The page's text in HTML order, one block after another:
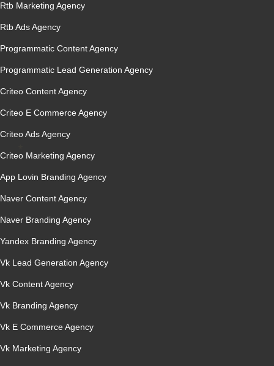
Rtb Marketing Agency
Rtb Ads Agency
Programmatic Content Agency
Programmatic Lead Generation Agency
Criteo Content Agency
Criteo E Commerce Agency
Criteo Ads Agency
Criteo Marketing Agency
App Lovin Branding Agency
Naver Content Agency
Naver Branding Agency
Yandex Branding Agency
Vk Lead Generation Agency
Vk Content Agency
Vk Branding Agency
Vk E Commerce Agency
Vk Marketing Agency